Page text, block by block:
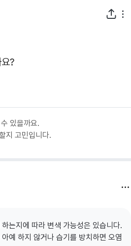
?
있을까요.
지 고민입니다.
는지에 따라 변색 가능성은 있습니다.
예 하지 않거나 습기를 방치하면 오염